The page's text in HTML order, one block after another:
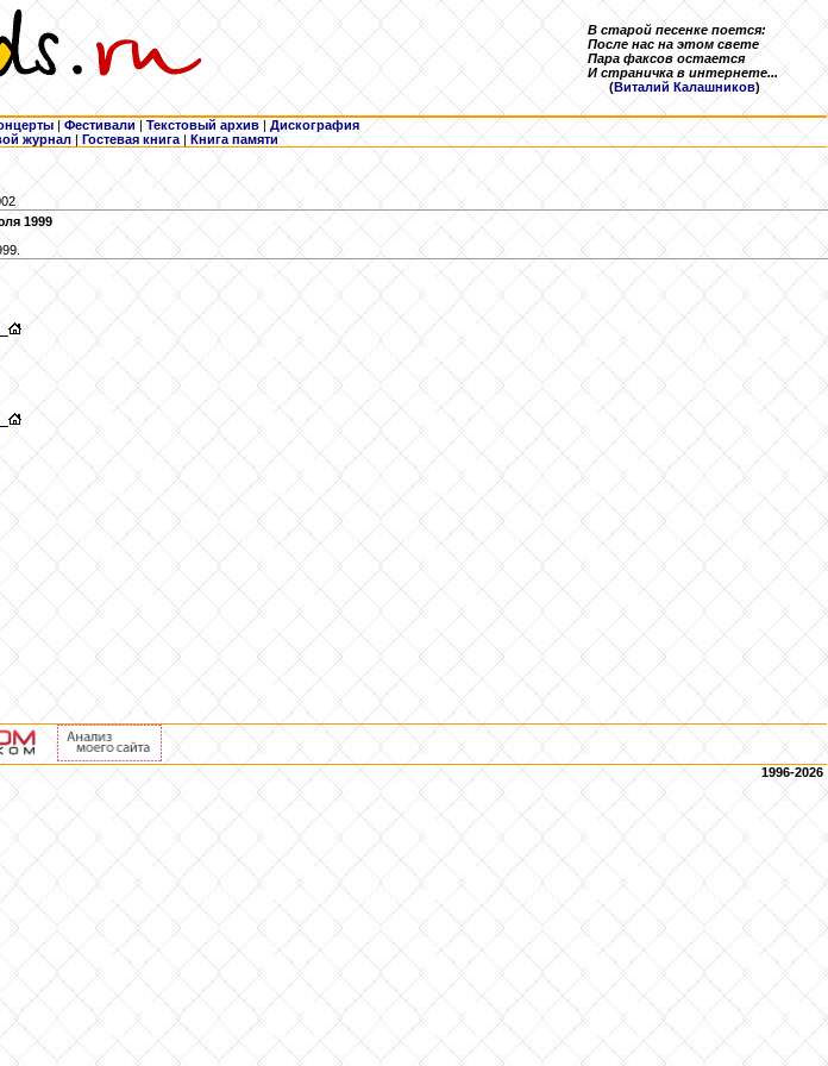
В старой песенке поется:
После нас на этом свете
Пара факсов остается
И страничка в интернете...
(Виталий Калашников)
| Фестивали | Текстовый архив | Дискография
журнал |Гостевая книга | Книга памяти
1999
1996-2026